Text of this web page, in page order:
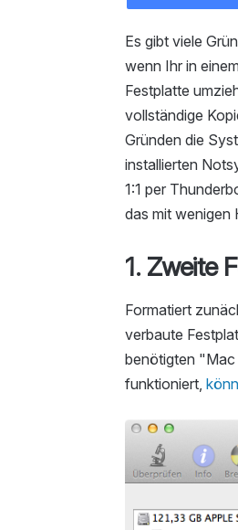
Es gibt viele
wenn Ihr in
Festplatte
vollständige
Gründen die
installierten
1:1 per
das mit wenigen
1. Zweite
Formatiert
verbaute
benötigten "Mac
funktioniert,